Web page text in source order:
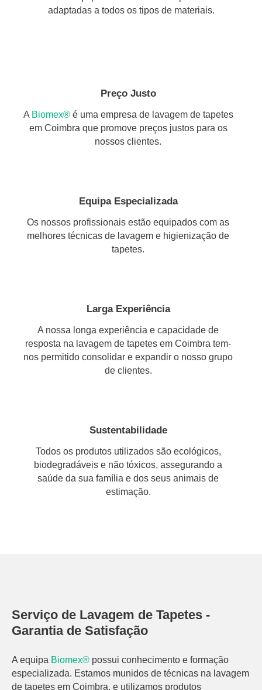
adaptadas a todos os tipos de materiais.
Preço Justo
A Biomex®é uma empresa de lavagem de tapetes
em Coimbra que promove preços justos para os
nossos clientes.
Equipa Especializada
Os nossos profissionais estão equipados com as
melhores técnicas de lavagem e higienização de
tapetes.
Larga Experiência
A nossa longa experiência e capacidade de
resposta na lavagem de tapetes em Coimbra tem-
nos permitido consolidar e expandir o nosso grupo
de clientes.
Sustentabilidade
Todos os produtos utilizados são ecológicos,
biodegradáveis e não tóxicos, assegurando a
saúde da sua família e dos seus animais de
estimação.
Serviço de Lavagem de Tapetes -
Garantia de Satisfação
A equipa Biomex® possui conhecimento e formação
especializada. Estamos munidos de técnicas na lavagem
de tapetes em Coimbra, e utilizamos produtos